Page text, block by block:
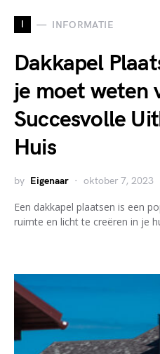
I INFORMATIE
Dakkapel
je moet weten
Succesvolle
Huis
by Eigenaar oktober 7, 2023
Een dakkapel plaatsen is een
ruimte en licht te creëren in je